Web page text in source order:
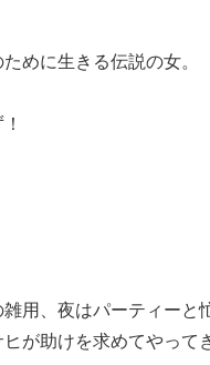
めに生きる伝説の女。
用、夜はパーティーと
が助けを求めてやって